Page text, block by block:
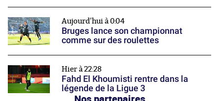
Aujourd'hui à 0:04
Bruges lance son championnat
comme sur des roulettes
Hier à 22:28
Fahd El Khoumisti rentre dans la
légende de la Ligue 3